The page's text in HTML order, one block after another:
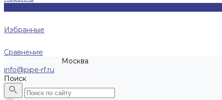
Избранные
Сравнение
Москва
info@pipe-rf.ru
Поиск